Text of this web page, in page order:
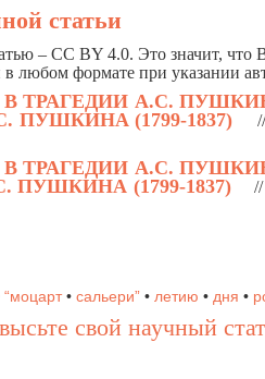
статьи
– CC BY 4.0. Это значит,
любом формате при указании
ТРАГЕДИИ А.С.
(1799-1837)
/
ТРАГЕДИИ А.С.
(1799-1837)
“моцарт• сальери” • летию • дня •
свой научный